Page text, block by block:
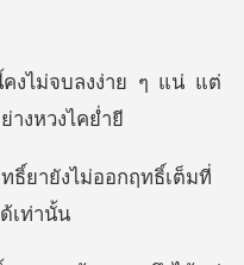
คงไม่จบลงง่าย ๆ แน่ แต่
ทธิ์ยายังไม่ออกฤทธิ์เต็มที่